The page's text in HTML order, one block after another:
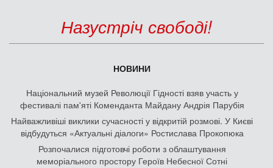
Назустріч свободі!
НОВИНИ
Національний музей Революції Гідності взяв участь у
фестивалі пам'яті Коменданта Майдану Андрія Парубія
Найважливіші виклики сучасності у відкритій розмові. У Києві
відбудуться «Актуальні діалоги» Ростислава Прокопюка
Розпочалися підготовчі роботи з облаштування
меморіального простору Героїв Небесної Сотні